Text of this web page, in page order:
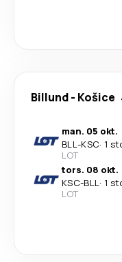
Billund- Košice
man. 05 okt.
BLL-KSC· 1
LOT
tors. 08 okt.
KSC-BLL· 1
LOT